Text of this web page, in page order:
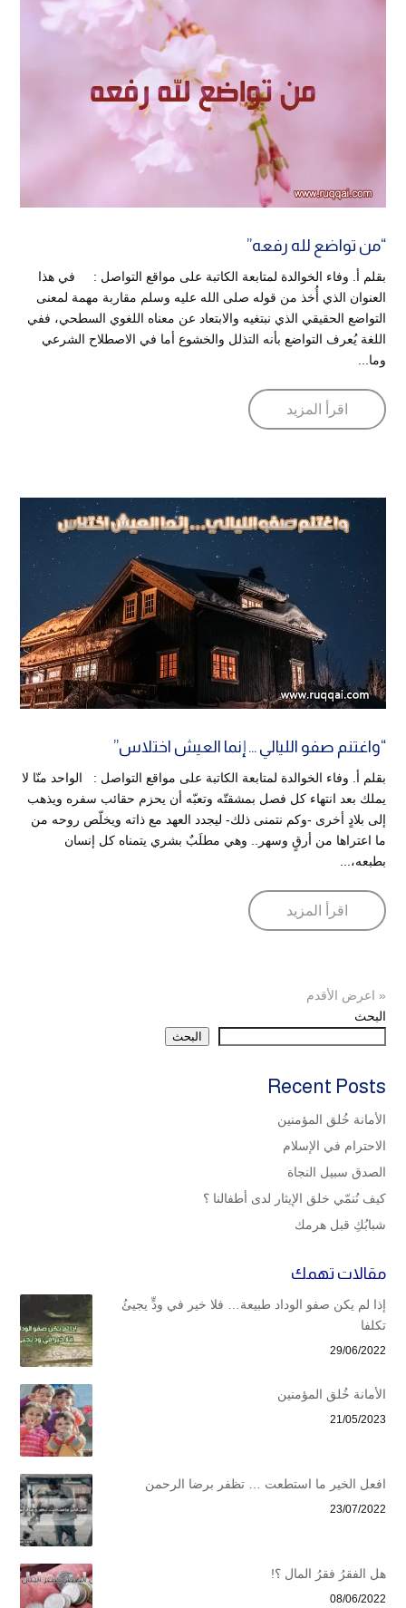
“من تواضع لله رفعه”
بقلم أ. وفاء الخوالدة لمتابعة الكاتبة على مواقع التواصل : في هذا
العنوان الذي أُخذ من قوله صلى الله عليه وسلم مقاربة مهمة لمعنى
التواضع الحقيقي الذي نبتغيه والابتعاد عن معناه اللغوي السطحي، ففي
اللغة يُعرف التواضع بأنه التذلل والخشوع أما في الاصطلاح الشرعي
وما...
اقرأ المزيد
“واغتنم صفو الليالي … إنما العيش اختلاس”
بقلم أ. وفاء الخوالدة لمتابعة الكاتبة على مواقع التواصل : الواحد منّا لا
يملك بعد انتهاء كل فصل بمشقتّه وتعبّه أن يحزم حقائب سفره ويذهب
إلى بلادٍ أخرى -وكم نتمنى ذلك- ليجدد العهد مع ذاته ويخلّص روحه من
ما اعتراها من أرقٍ وسهر.. وهي مطلَبٌ بشري يتمناه كل إنسان
بطبعه،...
اقرأ المزيد
« اعرض الأقدم
البحث
البحث
Recent Posts
الأمانة خُلق المؤمنين
الاحترام في الإسلام
الصدق سبيل النجاة
كيف نُنمّي خلق الإيثار لدى أطفالنا ؟
شبابُكِ قبل هرمك
مقالات تهمك
إذا لم يكن صفو الوداد طبيعة… فلا خير في ودٍّ يجيئُ
تكلفا
29/06/2022
الأمانة خُلق المؤمنين
21/05/2023
افعل الخير ما استطعت … تظفر برضا الرحمن
23/07/2022
هل الفقرُ فقرُ المال ؟!
08/06/2022